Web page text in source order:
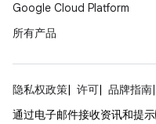
Google Cloud Platform
所有产品
隐私权政策 许可 品牌指南
通过电子邮件接收资讯和提示